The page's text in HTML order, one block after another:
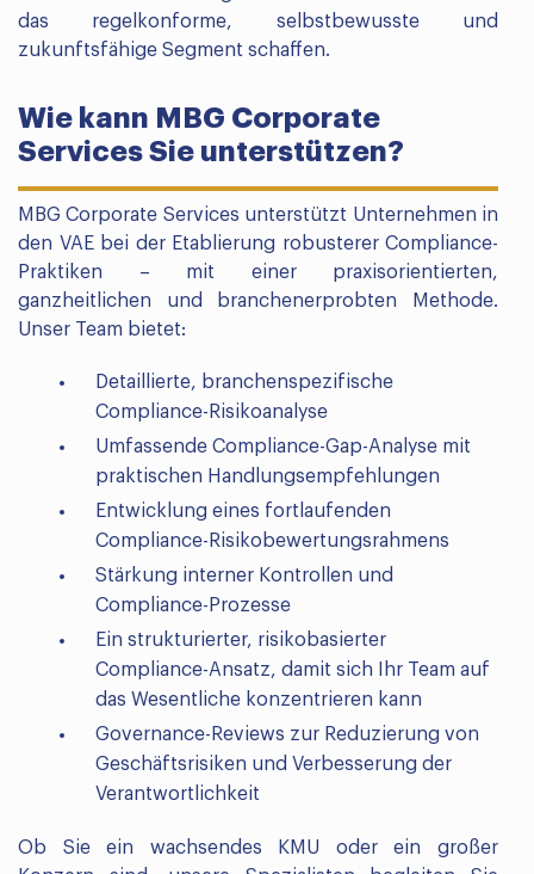
das regelkonforme, selbstbewusste und
zukunftsfähige Segment schaffen.
Wie kann MBG Corporate
Services Sie unterstützen?
MBG Corporate Services unterstützt Unternehmen in
den VAE bei der Etablierung robusterer Compliance-
Praktiken – mit einer praxisorientierten,
ganzheitlichen und branchenerprobten Methode.
Unser Team bietet:
Detaillierte, branchenspezifische
Compliance-Risikoanalyse
Umfassende Compliance-Gap-Analyse mit
praktischen Handlungsempfehlungen
Entwicklung eines fortlaufenden
Compliance-Risikobewertungsrahmens
Stärkung interner Kontrollen und
Compliance-Prozesse
Ein strukturierter, risikobasierter
Compliance-Ansatz, damit sich Ihr Team auf
das Wesentliche konzentrieren kann
Governance-Reviews zur Reduzierung von
Geschäftsrisiken und Verbesserung der
Verantwortlichkeit
Ob Sie ein wachsendes KMU oder ein großer